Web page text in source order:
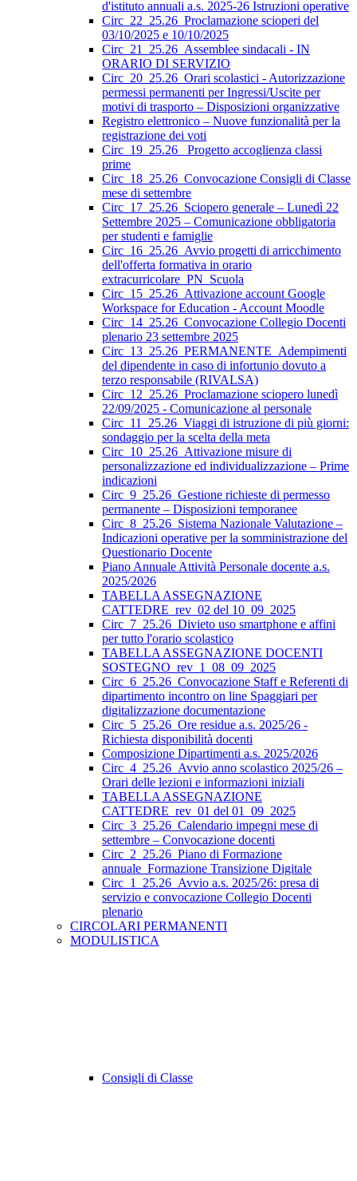
d'istituto annuali a.s. 2025-26 Istruzioni operative
Circ_22_25.26_Proclamazione scioperi del
03/10/2025 e 10/10/2025
Circ_21_25.26_Assemblee sindacali - IN
ORARIO DI SERVIZIO
Circ_20_25.26_Orari scolastici - Autorizzazione
permessi permanenti per Ingressi/Uscite per
motivi di trasporto – Disposizioni organizzative
Registro elettronico – Nuove funzionalità per la
registrazione dei voti
Circ_19_25.26_ Progetto accoglienza classi
prime
Circ_18_25.26_Convocazione Consigli di Classe
mese di settembre
Circ_17_25.26_Sciopero generale – Lunedì 22
Settembre 2025 – Comunicazione obbligatoria
per studenti e famiglie
Circ_16_25.26_Avvio progetti di arricchimento
dell'offerta formativa in orario
extracurricolare_PN_Scuola
Circ_15_25.26_Attivazione account Google
Workspace for Education - Account Moodle
Circ_14_25.26_Convocazione Collegio Docenti
plenario 23 settembre 2025
Circ_13_25.26_PERMANENTE_Adempimenti
del dipendente in caso di infortunio dovuto a
terzo responsabile (RIVALSA)
Circ_12_25.26_Proclamazione sciopero lunedì
22/09/2025 - Comunicazione al personale
Circ_11_25.26_Viaggi di istruzione di più giorni:
sondaggio per la scelta della meta
Circ_10_25.26_Attivazione misure di
personalizzazione ed individualizzazione – Prime
indicazioni
Circ_9_25.26_Gestione richieste di permesso
permanente – Disposizioni temporanee
Circ_8_25.26_Sistema Nazionale Valutazione –
Indicazioni operative per la somministrazione del
Questionario Docente
Piano Annuale Attività Personale docente a.s.
2025/2026
TABELLA ASSEGNAZIONE
CATTEDRE_rev_02 del 10_09_2025
Circ_7_25.26_Divieto uso smartphone e affini
per tutto l'orario scolastico
TABELLA ASSEGNAZIONE DOCENTI
SOSTEGNO_rev_1_08_09_2025
Circ_6_25.26_Convocazione Staff e Referenti di
dipartimento incontro on line Spaggiari per
digitalizzazione documentazione
Circ_5_25.26_Ore residue a.s. 2025/26 -
Richiesta disponibilità docenti
Composizione Dipartimenti a.s. 2025/2026
Circ_4_25.26_Avvio anno scolastico 2025/26 –
Orari delle lezioni e informazioni iniziali
TABELLA ASSEGNAZIONE
CATTEDRE_rev_01 del 01_09_2025
Circ_3_25.26_Calendario impegni mese di
settembre – Convocazione docenti
Circ_2_25.26_Piano di Formazione
annuale_Formazione Transizione Digitale
Circ_1_25.26_Avvio a.s. 2025/26: presa di
servizio e convocazione Collegio Docenti
plenario
CIRCOLARI PERMANENTI
MODULISTICA
Consigli di Classe